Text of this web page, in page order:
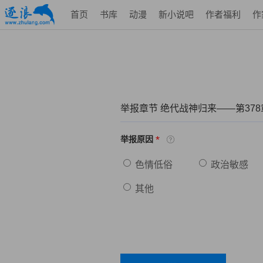
首页 书库 动漫 新小说吧 作者福利 作
举报章节 绝代战神归来——第
举报原因 *
色情低俗 政治敏感
其他